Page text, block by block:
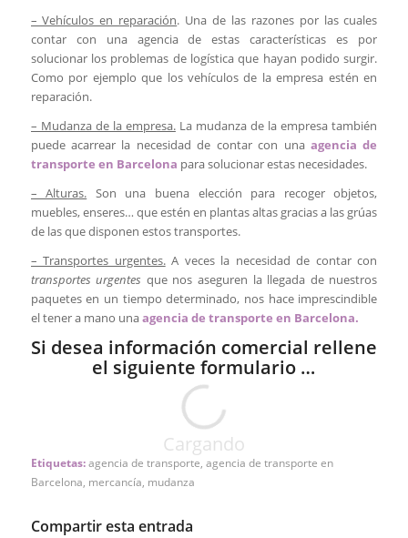
– Vehículos en reparación. Una de las razones por las cuales
contar con una agencia de estas características es por
solucionar los problemas de logística que hayan podido surgir.
Como por ejemplo que los vehículos de la empresa estén en
reparación.
– Mudanza de la empresa.La mudanza de la empresa también
puede acarrear la necesidad de contar con una agencia de
transporte en Barcelona para solucionar estas necesidades.
– Alturas. Son una buena elección para recoger objetos,
muebles, enseres… que estén en plantas altas gracias a las grúas
de las que disponen estos transportes.
– Transportes urgentes.A veces la necesidad de contar con
transportes urgentes que nos aseguren la llegada de nuestros
paquetes en un tiempo determinado, nos hace imprescindible
el tener a mano unaagencia de transporte en Barcelona.
Si desea información comercial rellene
el siguiente formulario …
Cargando
Etiquetas: agencia de transporte, agencia de transporte en
Barcelona, mercancía, mudanza
Compartir esta entrada